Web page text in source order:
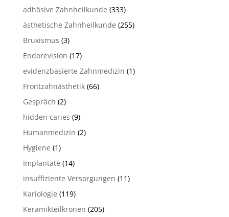
adhäsive Zahnheilkunde (333)
ästhetische Zahnheilkunde (255)
Bruxismus (3)
Endorevision (17)
evidenzbasierte Zahnmedizin (1)
Frontzahnästhetik(66)
Gespräch (2)
hidden caries (9)
Humanmedizin (2)
Hygiene (1)
Implantate (14)
insuffiziente Versorgungen (11)
Kariologie (119)
Keramikteilkronen (205)